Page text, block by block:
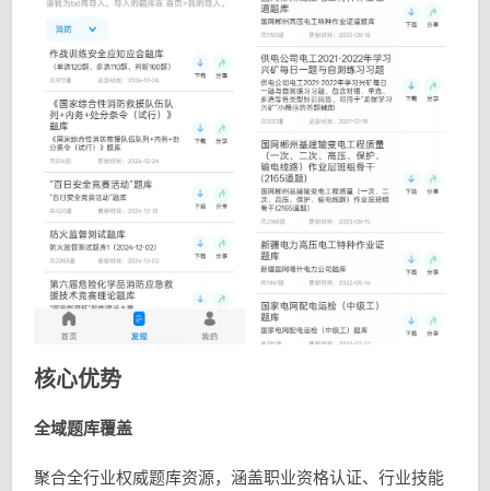
核心优势
全域题库覆盖
聚合全行业权威题库资源，涵盖职业资格认证、行业技能